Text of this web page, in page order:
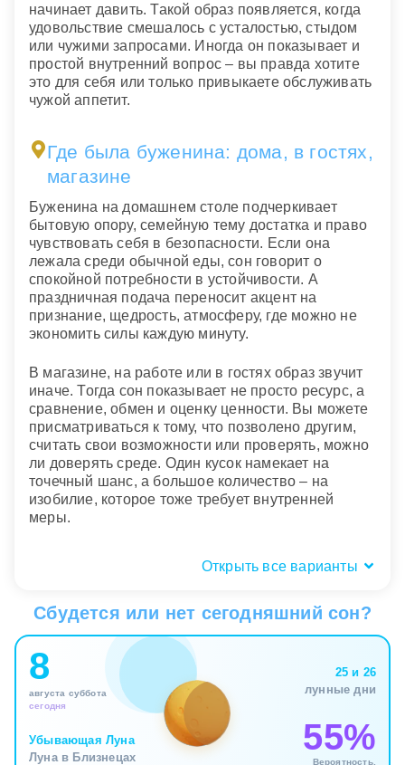
начинает давить. Такой образ появляется, когда
удовольствие смешалось с усталостью, стыдом
или чужими запросами. Иногда он показывает и
простой внутренний вопрос – вы правда хотите
это для себя или только привыкаете обслуживать
чужой аппетит.
Где была буженина: дома, в гостях,
магазине
Буженина на домашнем столе подчеркивает
бытовую опору, семейную тему достатка и право
чувствовать себя в безопасности. Если она
лежала среди обычной еды, сон говорит о
спокойной потребности в устойчивости. А
праздничная подача переносит акцент на
признание, щедрость, атмосферу, где можно не
экономить силы каждую минуту.
В магазине, на работе или в гостях образ звучит
иначе. Тогда сон показывает не просто ресурс, а
сравнение, обмен и оценку ценности. Вы можете
присматриваться к тому, что позволено другим,
считать свои возможности или проверять, можно
ли доверять среде. Один кусок намекает на
точечный шанс, а большое количество – на
изобилие, которое тоже требует внутренней
меры.
Открыть все варианты
тяжесть или пустота
Вкусная буженина во сне связана с телесным
подтверждением, что нечто в жизни
действительно питает. Это не абстрактный успех,
а ощутимая польза: силы возвращаются,
напряжение снижается, вы лучше чувствуете
границы и меньше цепляетесь за дефицит. Сон
может мягко напоминать, что удовольствие не
Сбудется или нет сегодняшний сон?
8
августа суббота
сегодня
Убывающая Луна
Луна в Близнецах
25 и 26
лунные дни
55%
Вероятность,